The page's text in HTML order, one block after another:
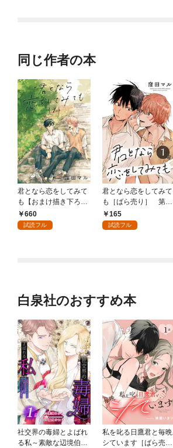
同じ作者の本
君となら恋をしてみて
も【おまけ描き下ろし
付き】 1巻
660
試読フル
君となら恋をしてみて
も［ばら売り］ 第1
話165
試読フル
白泉社のおすすめ本
社交界の毒婦とよばれ
る私～素敵な辺境伯令
私を叱る日鷹君と毎晩
シています［ばら売